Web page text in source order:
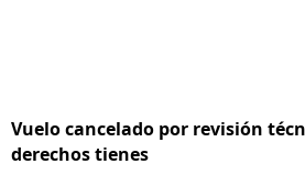
Vuelo cancelado por revisión
derechos tienes